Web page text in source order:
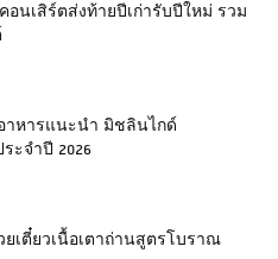
อนเสิร์ตส่งท้ายปีเก่ารับปีใหม่ รวม
าหารแนะนำ มิชลินไกด์
ะจำปี 2026
เตี๋ยวเนื้อเตาถ่านสูตรโบราณ